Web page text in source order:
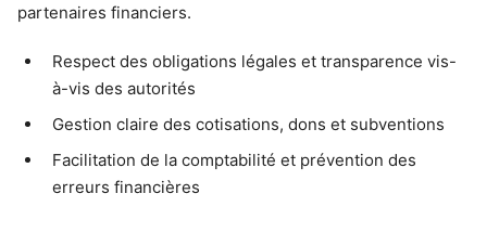
partenaires financiers.
Respect des obligations légales et transparence vis-
à-vis des autorités
Gestion claire des cotisations, dons et subventions
Facilitation de la comptabilité et prévention des
erreurs financières